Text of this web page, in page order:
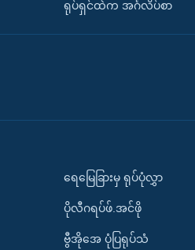
ရုပ်ရှင်ထဲက အင်္ဂလိပ်စာ
ရေမြေခြားမှ ရုပ်ပုံလွှာ
ပိုလီဂရပ်ဖ်.အင်ဖို
ဗွီအိုအေ ပုံပြရုပ်သံ